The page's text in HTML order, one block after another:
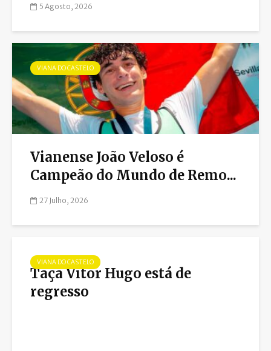
5 Agosto, 2026
VIANA DO CASTELO
Vianense João Veloso é
Campeão do Mundo de Remo...
27 Julho, 2026
VIANA DO CASTELO
Taça Vitor Hugo está de
regresso